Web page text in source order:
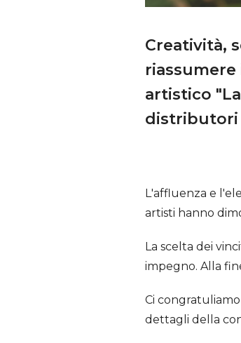
Creatività,
artistico
distributori
L'affluenza e
artisti hanno
La scelta dei
impegno. Alla
Ci
dettagli della